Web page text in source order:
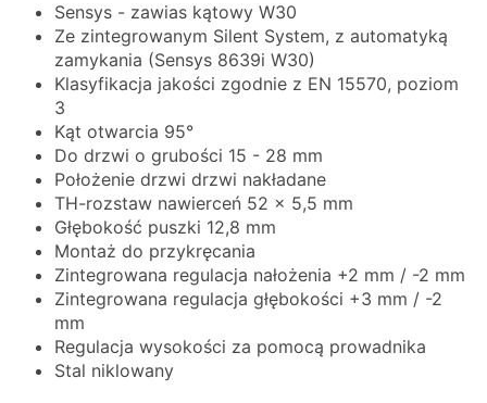
Sensys - zawias kątowy W30
Ze zintegrowanym Silent System, z automatyką
zamykania (Sensys 8639i W30)
Klasyfikacja jakości zgodnie z EN 15570, poziom
3
Kąt otwarcia 95°
Do drzwi o grubości 15 - 28 mm
Położenie drzwi drzwi nakładane
TH-rozstaw nawierceń 52 x 5,5 mm
Głębokość puszki 12,8 mm
Montaż do przykręcania
Zintegrowana regulacja nałożenia +2 mm / -2 mm
Zintegrowana regulacja głębokości +3 mm / -2
mm
Regulacja wysokości za pomocą prowadnika
Stal niklowany